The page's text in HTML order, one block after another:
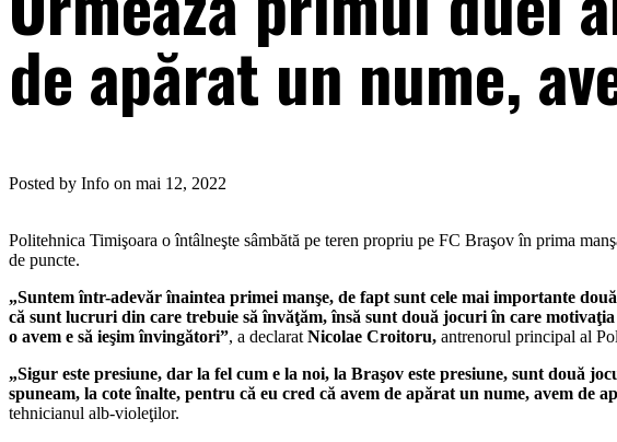
de apărat un nume,
Posted by Info on mai 12, 2022
Politehnica Timişoara o întâlneşte sâmbătă pe teren propriu pe FC Braşov în prima
de puncte.
„Suntem într-adevăr înaintea primei manşe, de fapt sunt cele mai importante
că sunt lucruri din care trebuie să învăţăm, însă sunt două jocuri în care
o avem e să ieşim învingători”, a declarat Nicolae Croitoru, antrenorul principal al
„Sigur este presiune, dar la fel cum e la noi, la Braşov este presiune, sunt două
spuneam, la cote înalte, pentru că eu cred că avem de apărat un nume, avem
tehnicianul alb-violeţilor.